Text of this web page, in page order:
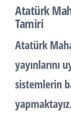
Atatürk
Tamiri
Atatürk
yayınlarını
sistemlerin